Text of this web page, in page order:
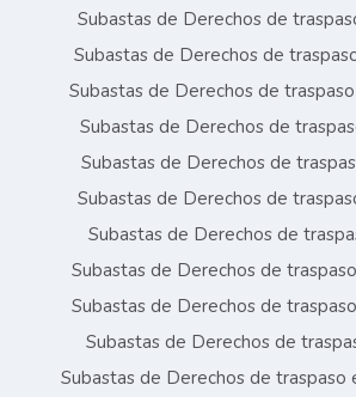
Subastas de Derechos de
Subastas de Derechos de
Subastas de Derechos de
Subastas de Derechos de
Subastas de Derechos de
Subastas de Derechos de
Subastas de Derechos de
Subastas de Derechos de
Subastas de Derechos de
Subastas de Derechos de
Subastas de Derechos de traspaso